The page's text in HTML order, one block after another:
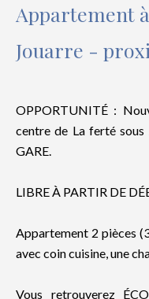
Appartement
Jouarre -
OPPORTUNITÉ :
centre de La ferté sous
GARE.
LIBRE À PARTIR DE
Appartement 2 pièces
avec coin cuisine, une
Vous retrouverez